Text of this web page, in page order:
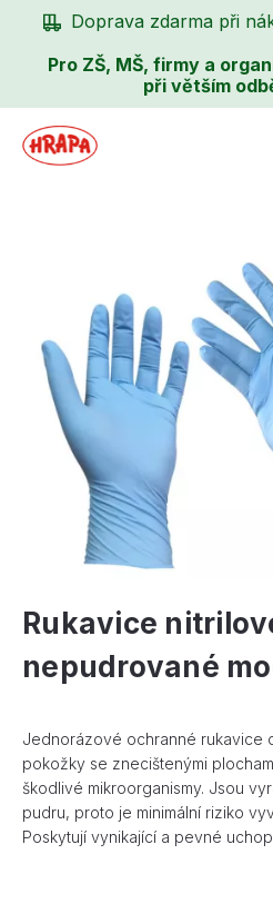
Doprava zdarma při
Pro ZŠ, MŠ, firmy a
při větším
Rukavice
nepudrované
Jednorázové ochranné rukavice
pokožky se znecištenými
škodlivé mikroorganismy. Jsou
pudru, proto je minimální riziko
Poskytují vynikající a pevné